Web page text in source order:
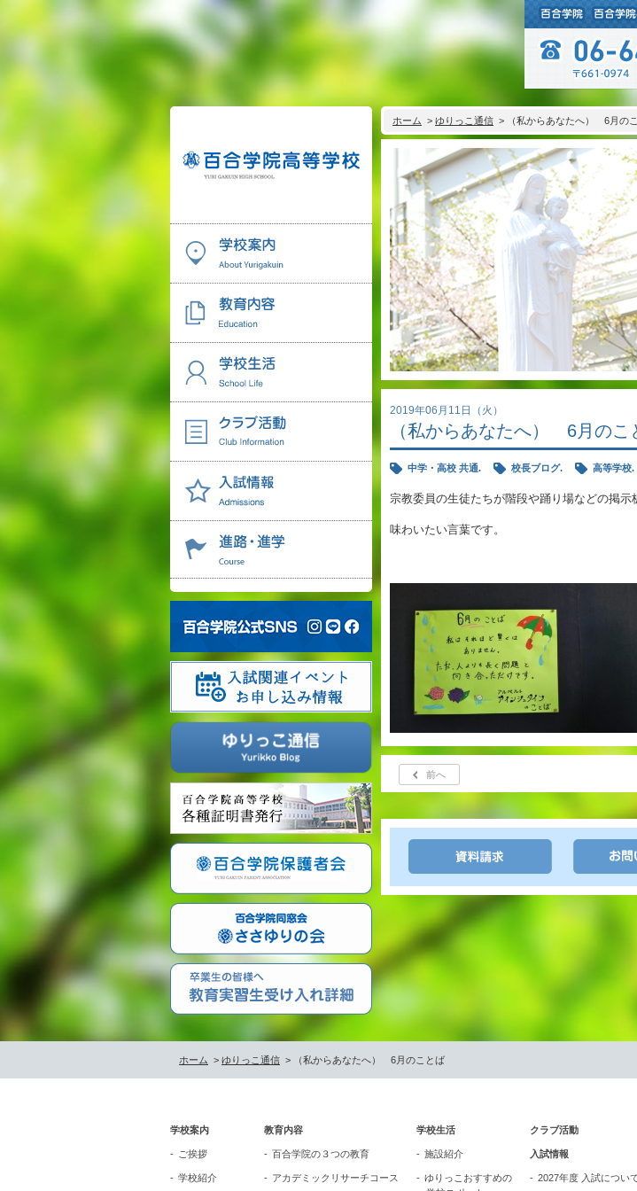
ホーム > ゆりっこ通信 > （私からあなたへ） 6月の
2019年06月11日（火）
（私からあなたへ） 6月のこ
中学・高校 共通. 校長ブログ. 高等学校.
宗教委員の生徒たちが階段や踊り場などの掲示
味わいたい言葉です。
前へ
ホーム > ゆりっこ通信 > （私からあなたへ） 6月のことば
学校案内
ご挨拶
学校紹介
教育内容
百合学院の３つの教育
アカデミックリサーチコース
学校生活
施設紹介
ゆりっこおすすめの
クラブ活動
入試情報
2027年度 入試につい